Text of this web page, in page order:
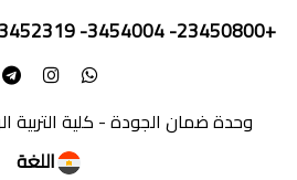
+23450800- 3454004- 3452319/ 040
وحدة ضمان الجودة - كلية التربية
اللغة